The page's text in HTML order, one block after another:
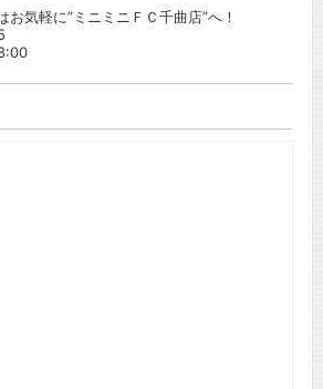
お気軽に”ミニミニＦＣ千曲店”へ！